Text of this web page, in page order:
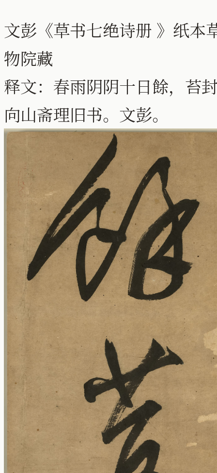
文彭《草书七绝诗册 》纸
物院藏
释文：春雨阴阴十日餘，苔
向山斋理旧书。文彭。